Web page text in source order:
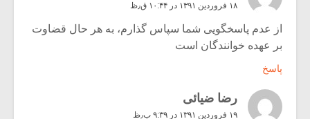
۱۸ فروردین ۱۳۹۱ در ۱۰:۴۴ ق٫ظ
از عدم پاسخگویی شما سپاس گذارم، به هر حال قضاوت
بر عهده خوانندگان است
پاسخ
رضا ضیائی
۱۹ فروردین ۱۳۹۱ در ۹:۳۹ ب٫ظ